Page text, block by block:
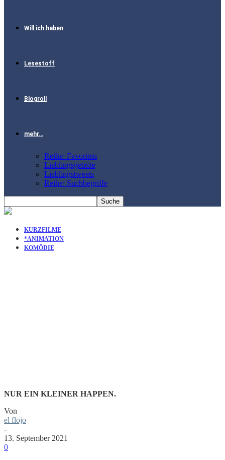
Will ich haben
Lesestoff
Blogroll
mehr…
Reihe: Favoriten
Lieblingsgetröte
Lieblingstweets
Reihe: Suchbegriffe
KURZFILME
*ANIMATION
KOMÖDIE
NUR EIN KLEINER HAPPEN.
Von
el flojo
-
13. September 2021
0